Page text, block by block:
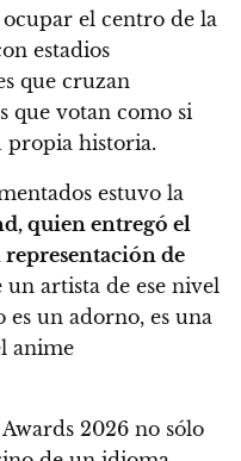
el centro de la
estadios
que cruzan
que votan como si
propia historia.
estuvo la
quien entregó el
de
un artista de ese nivel
es un adorno, es una
anime
2026 no sólo